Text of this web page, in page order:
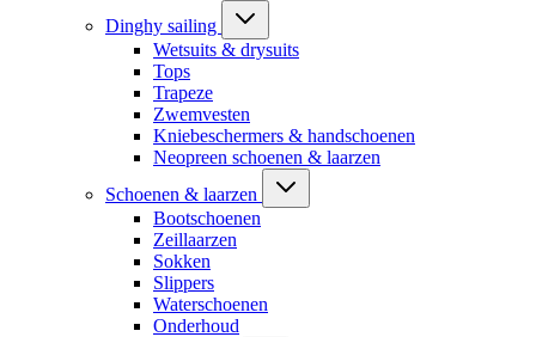
Dinghy sailing
Wetsuits & drysuits
Tops
Trapeze
Zwemvesten
Kniebeschermers & handschoenen
Neopreen schoenen & laarzen
Schoenen & laarzen
Bootschoenen
Zeillaarzen
Sokken
Slippers
Waterschoenen
Onderhoud